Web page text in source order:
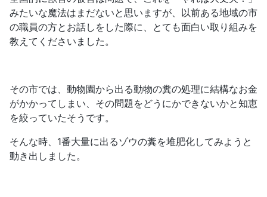
みたいな魔法はまだないと思いますが、以前ある地域の市
の職員の方とお話しをした際に、とても面白い取り組みを
教えてくださいました。
その市では、動物園から出る動物の糞の処理に結構なお金
がかかってしまい、その問題をどうにかできないかと知恵
を絞っていたそうです。
そんな時、1番大量に出るゾウの糞を堆肥化してみようと
動き出しました。